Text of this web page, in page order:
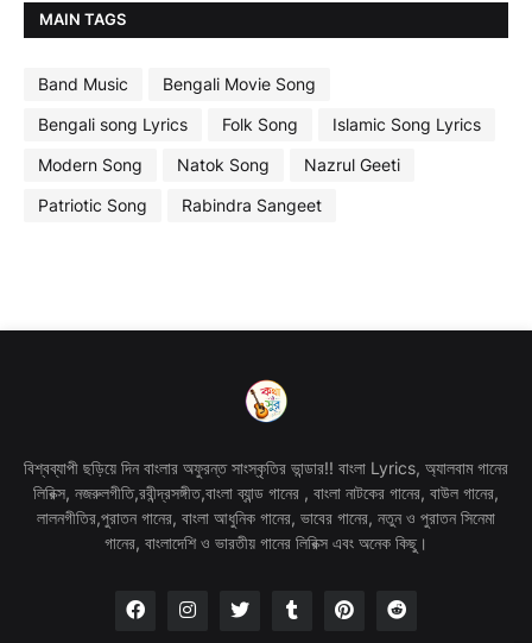
MAIN TAGS
Band Music
Bengali Movie Song
Bengali song Lyrics
Folk Song
Islamic Song Lyrics
Modern Song
Natok Song
Nazrul Geeti
Patriotic Song
Rabindra Sangeet
বিশ্বব্যাপী ছড়িয়ে দিন বাংলার অফুরন্ত সাংস্কৃতির ভান্ডার!! বাংলা Lyrics, অ্যালবাম গানের
লিরিক্স, নজরুলগীতি,রবীন্দ্রসঙ্গীত,বাংলা ব্যান্ড গানের , বাংলা নাটকের গানের, বাউল গানের,
লালনগীতির,পুরাতন গানের, বাংলা আধুনিক গানের, ভাবের গানের, নতুন ও পুরাতন সিনেমা
গানের, বাংলাদেশি ও ভারতীয় গানের লিরিক্স এবং অনেক কিছু।